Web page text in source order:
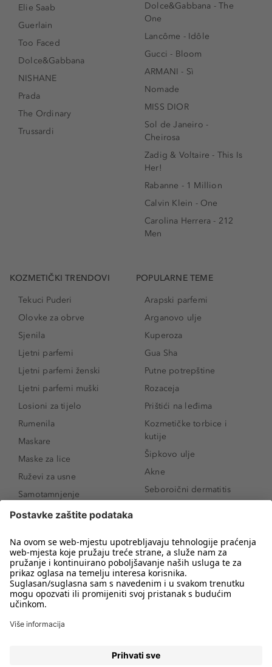
Elie Saab
Guerlain
Too Faced
Dolce&Gabbana
NISHANE
Prada
The Ordinary
Trussardi
Dolce&Gabbana - The
One
Lancôme - Idôle
Gucci - Bloom
ARMANI - Sì
Nomade
MISS DIOR
Sol de Janeiro -
Cheirosa
Zadig & Voltaire - This Is
Her!
Rabanne - 1 Million
Calvin Klein - One
Carolina Herrera - 212
Men
KOZMETIČKI TRENDOVI
Tekuci Puderi
Olovke za obrve
Sjenila
Ljetni parfemi
Ljetni parfemi ženski
Ljetni parfemi muški
Losioni za tijelo
Rumenila
Maskare
Maske za lice
Ruževi za usne
Samotamnjenje
Puderi
Proizvodi za obrve
Sunce i zaštita
Serumi za lice
Proizvodi za čišćenje lica
POPULARNE TEME
Arapski parfemi
Arganovo ulje
Kuperoza
Gua Sha
Putne potrepštine
Rozaceja
Prištići na leđima
Kozmetičke torbice i
kutije
Šipkovo ulje
Akne
Seboroični dermatitis
Novo
Koji mi parfem
odgovara?
Kako našminkati oči da
Kako ukloniti mitesere